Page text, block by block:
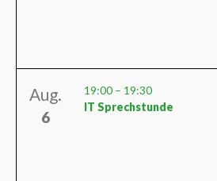
Aug.
6
19:00 – 19:30
IT Sprechstunde